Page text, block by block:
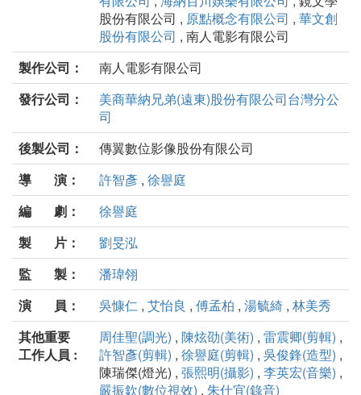
股份有限公司 , 原點概念有限公司 , 華文創
股份有限公司 , 南人電影有限公司
製作公司：
南人電影有限公司
發行公司：
美商華納兄弟(遠東)股份有限公司台灣分公
司
後製公司：
傳翼數位影像股份有限公司
導 演：
許智彥 , 徐譽庭
編 劇：
徐譽庭
製 片：
劉旻泓
監 製：
潘瑋翎
演 員：
吳慷仁 , 艾怡良 , 傅孟柏 , 湯毓綺 , 林美秀
其他重要
工作人員 :
周佳聖(調光) , 陳炫劭(美術) , 雷震卿(剪輯) ,
許智彥(剪輯) , 徐譽庭(剪輯) , 吳俊鋒(造型) ,
陳瑞傑(燈光) , 張熙明(攝影) , 李英宏(音樂) ,
嚴振欽(數位視效) , 朱仕宜(錄音)